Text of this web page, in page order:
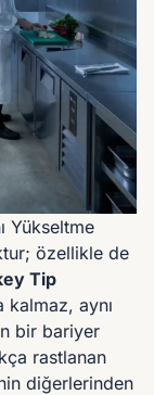
Yükseltme
özellikle de
Tip
aynı
bir bariyer
rastlanan
diğerlerinden